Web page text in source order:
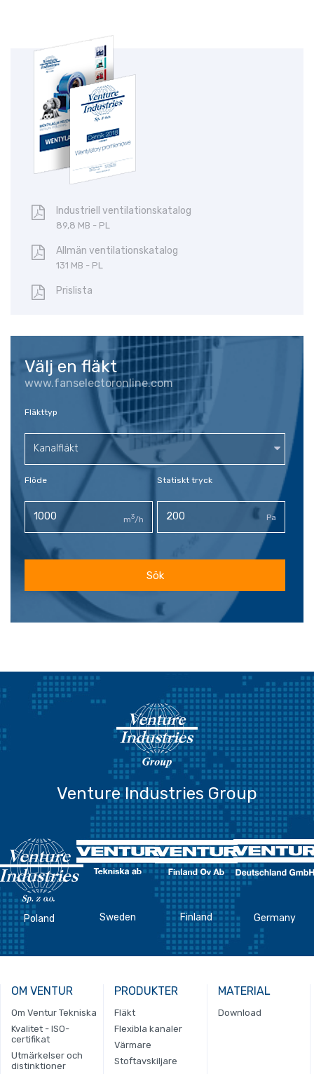
Industriell ventilationskatalog
89,8 MB - PL
Allmän ventilationskatalog
131 MB - PL
Prislista
Välj en fläkt
www.fanselectoronline.com
Fläkttyp
Kanalfläkt
Flöde
m3/h
Statiskt tryck
Pa
Sök
Venture Industries Group
Poland Sweden Finland Germany
OM VENTUR
Om Ventur Tekniska
Kvalitet - ISO-
certifikat
Utmärkelser och
distinktioner
PRODUKTER
Fläkt
Flexibla kanaler
Värmare
Stoftavskiljare
MATERIAL
Download